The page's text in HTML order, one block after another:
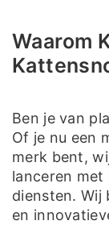
Waarom
Ben je van
Of je nu een
merk bent,
lanceren met
diensten. Wij
en